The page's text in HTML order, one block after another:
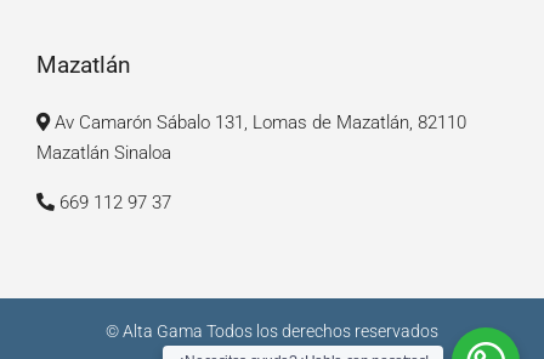
Mazatlán
Av Camarón Sábalo 131, Lomas de Mazatlán, 82110
Mazatlán Sinaloa
669 112 97 37
© Alta Gama Todos los derechos reservados